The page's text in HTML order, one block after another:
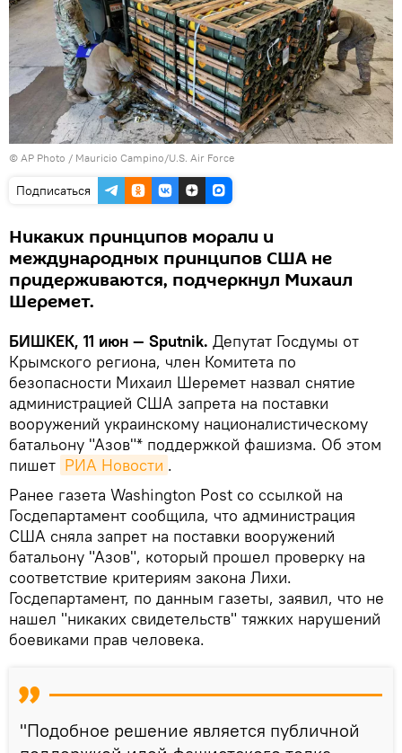
© AP Photo / Mauricio Campino/U.S. Air Force
Подписаться
Никаких принципов морали и
международных принципов США не
придерживаются, подчеркнул Михаил
Шеремет.
БИШКЕК, 11 июн — Sputnik. Депутат Госдумы от
Крымского региона, член Комитета по
безопасности Михаил Шеремет назвал снятие
администрацией США запрета на поставки
вооружений украинскому националистическому
батальону "Азов"* поддержкой фашизма. Об этом
пишет РИА Новости .
Ранее газета Washington Post со ссылкой на
Госдепартамент сообщила, что администрация
США сняла запрет на поставки вооружений
батальону "Азов", который прошел проверку на
соответствие критериям закона Лихи.
Госдепартамент, по данным газеты, заявил, что не
нашел "никаких свидетельств" тяжких нарушений
боевиками прав человека.
"Подобное решение является публичной